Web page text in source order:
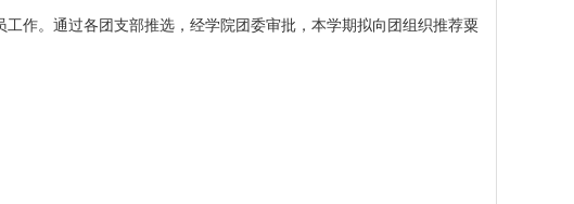
工作。通过各团支部推选，经学院团委审批，本学期拟向团组织推荐粟